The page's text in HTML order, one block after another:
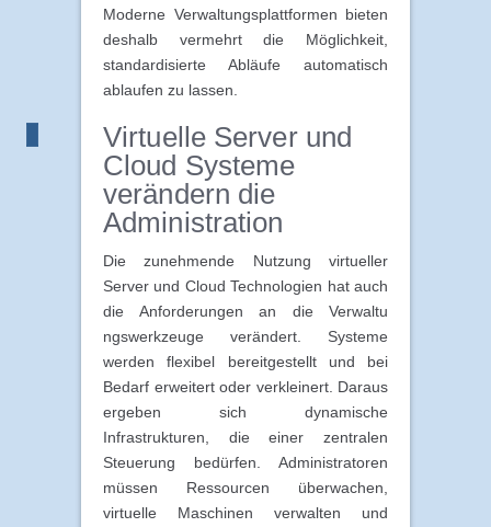
Moderne Verwaltungsplattformen bieten
deshalb vermehrt die Möglichkeit,
standardisierte Abläufe automatisch
ablaufen zu lassen.
Virtuelle Server und
Cloud Systeme
verändern die
Administration
Die zunehmende Nutzung virtueller
Server und Cloud Technologien hat auch
die Anforderungen an die Verwaltu
ngswerkzeuge verändert. Systeme
werden flexibel bereitgestellt und bei
Bedarf erweitert oder verkleinert. Daraus
ergeben sich dynamische
Infrastrukturen, die einer zentralen
Steuerung bedürfen. Administratoren
müssen Ressourcen überwachen,
virtuelle Maschinen verwalten und